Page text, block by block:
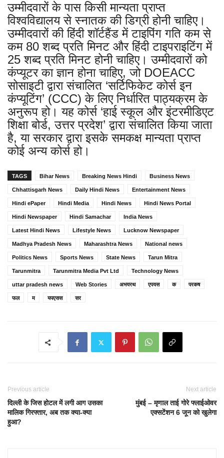
उम्मीदवारों के पास किसी मान्यता प्राप्त
विश्वविद्यालय से स्नातक की डिग्री होनी चाहिए।
उम्मीदवारों की हिंदी शॉर्टहैंड में टाइपिंग गति कम से
कम 80 शब्द प्रति मिनट और हिंदी टाइपराइटिंग में
25 शब्द प्रति मिनट होनी चाहिए। उम्मीदवारों को
कंप्यूटर का ज्ञान होना चाहिए, जो DOEACC
सोसाइटी द्वारा संचालित ‘सर्टिफिकेट कोर्स इन
कंप्यूटिंग’ (CCC) के लिए निर्धारित पाठ्यक्रम के
अनुरूप हो। यह कोर्स ‘हाई स्कूल और इंटरमीडिएट
शिक्षा बोर्ड, उत्तर प्रदेश’ द्वारा संचालित किया जाता
है, या सरकार द्वारा इसके समकक्ष मान्यता प्राप्त
कोई अन्य कोर्स हो।
TAGS Bihar News Breaking News Hindi Business News
Chhattisgarh News Daily Hindi News Entertainment News
Hindi ePaper Hindi Media Hindi News Hindi News Portal
Hindi Newspaper Hindi Samachar India News
Latest Hindi News Lifestyle News Lucknow Newspaper
Madhya Pradesh News Maharashtra News National news
Politics News Sports News State News Tarun Mitra
Tarunmitra Tarunmitra Media Pvt Ltd Technology News
uttar pradesh news Web Stories अभयरथ एपयस क परकष
फल म यपएसस सर
Previous article
दिल्ली के जिस होटल में लगी आग उसका
मालिक गिरफ्तार, अब तक क्या-क्या
हुआ?
Next article
मुंबई – मृणाल ताई गोरे फ्लाईओवर
एक्सटेंशन 6 जून को खुलेगा